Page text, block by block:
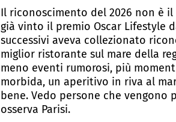
Il riconoscimento del 2026 non è
già vinto il premio Oscar Lifestyle
successivi aveva collezionato
miglior ristorante sul mare della
meno eventi rumorosi, più
morbida, un aperitivo in riva al
bene. Vedo persone che vengono
osserva Parisi.